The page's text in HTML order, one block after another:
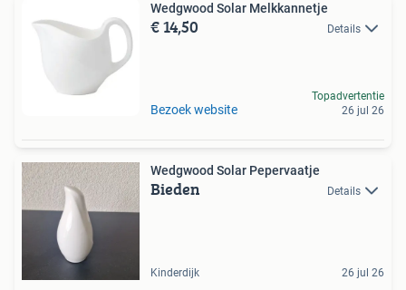
Wedgwood Solar Melkkannetje
€ 14,50 Details
Bezoek website
Topadvertentie
26 jul 26
Wedgwood Solar Pepervaatje
Bieden Details
Kinderdijk 26 jul 26